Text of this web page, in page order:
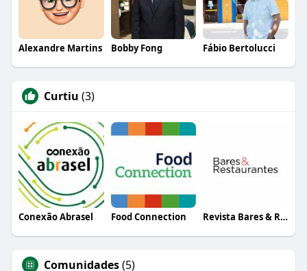
Alexandre Martins Bobby Fong Fábio Bertolucci
Curtiu (3)
Conexão Abrasel Food Connection Revista Bares & Restaurantes
Comunidades(5)